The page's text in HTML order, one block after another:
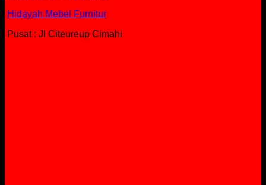
Hidayah Mebel Furnitur
Pusat : Jl Citeureup Cimahi